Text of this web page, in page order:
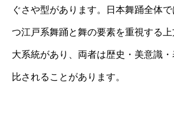
ぐさや型があります。日本舞踊全体
つ江戸系舞踊と舞の要素を重視する
大系統があり、両者は歴史・美意識
比されることがあります。